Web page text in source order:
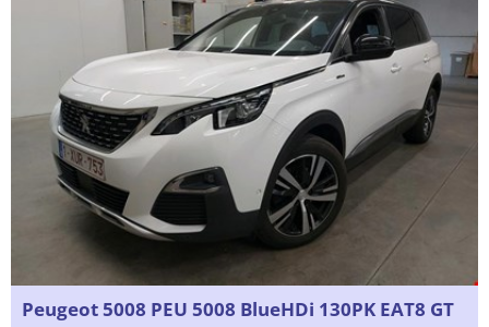
Peugeot 5008 PEU 5008 BlueHDi 130PK EAT8 GT